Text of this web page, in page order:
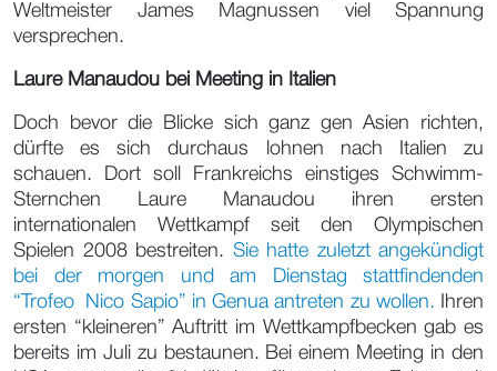
Weltmeister James Magnussen viel Spannung
versprechen.
Laure Manaudou bei Meeting in Italien
Doch bevor die Blicke sich ganz gen Asien richten,
dürfte es sich durchaus lohnen nach Italien zu
schauen. Dort soll Frankreichs einstiges Schwimm-
Sternchen Laure Manaudou ihren ersten
internationalen Wettkampf seit den Olympischen
Spielen 2008 bestreiten. Sie hatte zuletzt angekündigt
bei der morgen und am Dienstag stattfindenden
“Trofeo Nico Sapio” in Genua antreten zu wollen. Ihren
ersten “kleineren” Auftritt im Wettkampfbecken gab es
bereits im Juli zu bestaunen. Bei einem Meeting in den